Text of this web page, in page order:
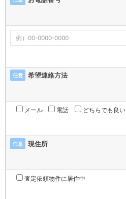
任意 希望連絡方法
メール 電話 どちらでも良い
任意 現住所
査定依頼物件に居住中